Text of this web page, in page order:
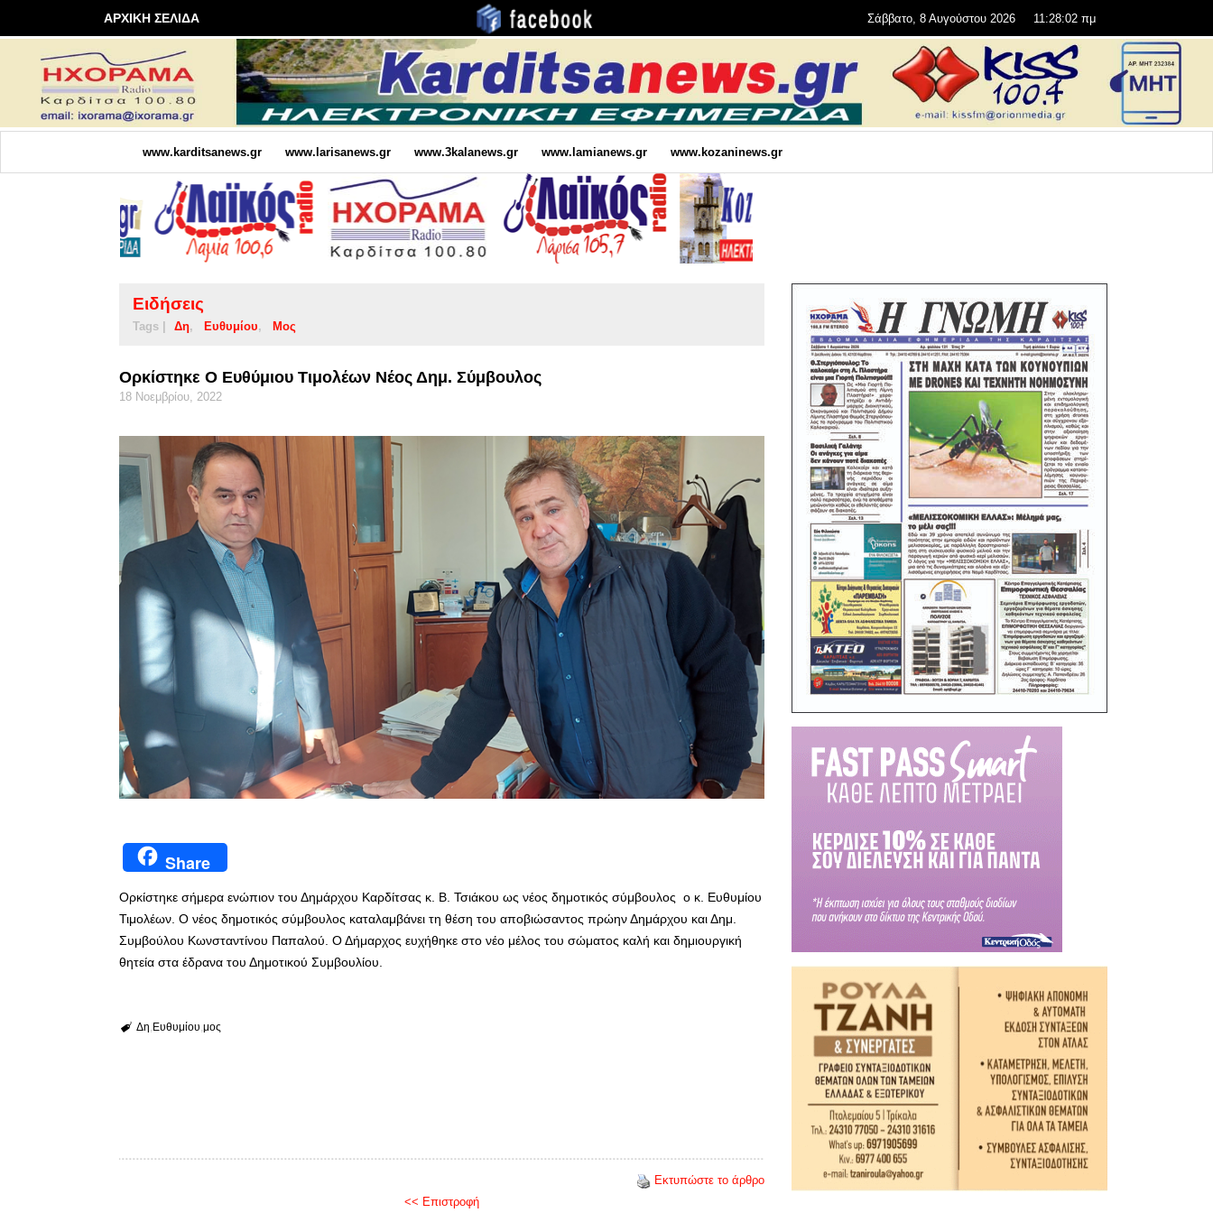
ΑΡΧΙΚΗ ΣΕΛΙΔΑ Σάββατο, 8 Αυγούστου 2026 11:28:02 πμ
www.karditsanews.gr www.larisanews.gr www.3kalanews.gr www.lamianews.gr www.kozaninews.gr
Ειδήσεις
Tags | Δη Ευθυμίου Μος
Ορκίστηκε Ο Ευθύμιου Τιμολέων Νέος Δημ. Σύμβουλος
18 Νοεμβρίου, 2022
Share
Ορκίστηκε σήμερα ενώπιον του Δημάρχου Καρδίτσας κ. Β. Τσιάκου ως νέος δημοτικός σύμβουλος ο κ. Ευθυμίου
Τιμολέων. Ο νέος δημοτικός σύμβουλος καταλαμβάνει τη θέση του αποβιώσαντος πρώην Δημάρχου και Δημ.
Συμβούλου Κωνσταντίνου Παπαλού. Ο Δήμαρχος ευχήθηκε στο νέο μέλος του σώματος καλή και δημιουργική
θητεία στα έδρανα του Δημοτικού Συμβουλίου.
Δη Ευθυμίου μος
Εκτυπώστε το άρθρο
<< Επιστροφή